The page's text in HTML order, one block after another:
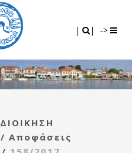
| | ->
ΔΙΟΙΚΗΣΗ
/ Αποφάσεις